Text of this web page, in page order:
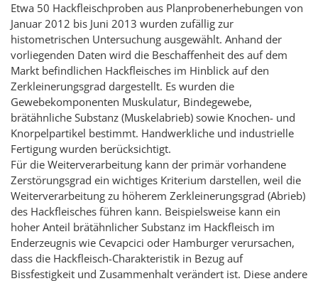
Etwa 50 Hackfleischproben aus Planprobenerhebungen von
Januar 2012 bis Juni 2013 wurden zufällig zur
histometrischen Untersuchung ausgewählt. Anhand der
vorliegenden Daten wird die Beschaffenheit des auf dem
Markt befindlichen Hackfleisches im Hinblick auf den
Zerkleinerungsgrad dargestellt. Es wurden die
Gewebekomponenten Muskulatur, Bindegewebe,
brätähnliche Substanz (Muskelabrieb) sowie Knochen- und
Knorpelpartikel bestimmt. Handwerkliche und industrielle
Fertigung wurden berücksichtigt.
Für die Weiterverarbeitung kann der primär vorhandene
Zerstörungsgrad ein wichtiges Kriterium darstellen, weil die
Weiterverarbeitung zu höherem Zerkleinerungsgrad (Abrieb)
des Hackfleisches führen kann. Beispielsweise kann ein
hoher Anteil brätähnlicher Substanz im Hackfleisch im
Enderzeugnis wie Cevapcici oder Hamburger verursachen,
dass die Hackfleisch-Charakteristik in Bezug auf
Bissfestigkeit und Zusammenhalt verändert ist. Diese andere